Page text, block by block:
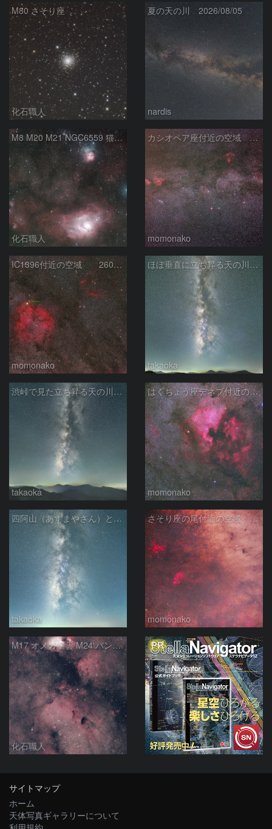
M80 さそり座
化石職人
夏の天の川 2026/08/05
nardis
M8 M20 M21 NGC6559 猫の手星雲 いて座
化石職人
カシオペア座付近の空域 260720
momonako
IC1396付近の空域 260720
momonako
ほぼ垂直に立ち昇る天の川銀河
takaoka
渋峠で見た立ち昇る天の川銀河
takaoka
はくちょう座デネブ付近の空域 260720
momonako
四阿山（あずまやさん）と立ち昇る夏の銀河
takaoka
さそり座の尾付近の空域 260718
momonako
M17 オメガ星雲 M24 バンビの横顔 いて座
化石職人
PR
サイトマップ
ホーム
天体写真ギャラリーについて